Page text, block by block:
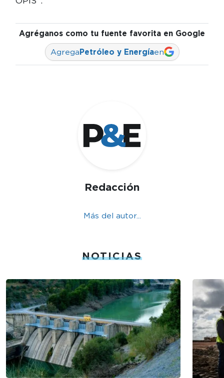
Agréganos como tu fuente favorita en Google
AgregaPetróleo y Energíaen
Redacción
Más del autor...
NOTICIAS